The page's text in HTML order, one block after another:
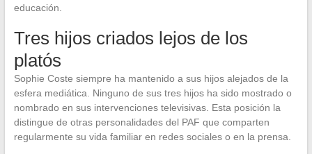
educación.
Tres hijos criados lejos de los
platós
Sophie Coste siempre ha mantenido a sus hijos alejados de la
esfera mediática. Ninguno de sus tres hijos ha sido mostrado o
nombrado en sus intervenciones televisivas. Esta posición la
distingue de otras personalidades del PAF que comparten
regularmente su vida familiar en redes sociales o en la prensa.